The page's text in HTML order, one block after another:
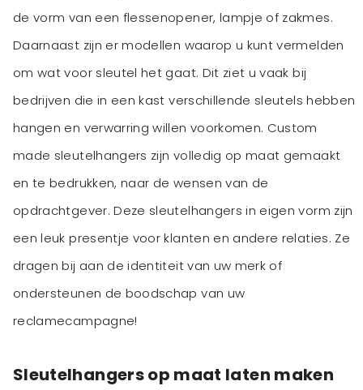
de vorm van een flessenopener, lampje of zakmes.
Daarnaast zijn er modellen waarop u kunt vermelden
om wat voor sleutel het gaat. Dit ziet u vaak bij
bedrijven die in een kast verschillende sleutels hebben
hangen en verwarring willen voorkomen. Custom
made sleutelhangers zijn volledig op maat gemaakt
en te bedrukken, naar de wensen van de
opdrachtgever. Deze sleutelhangers in eigen vorm zijn
een leuk presentje voor klanten en andere relaties. Ze
dragen bij aan de identiteit van uw merk of
ondersteunen de boodschap van uw
reclamecampagne!
Sleutelhangers op maat laten maken